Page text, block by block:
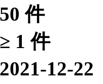
50 件
≥ 1 件
2021-12-22